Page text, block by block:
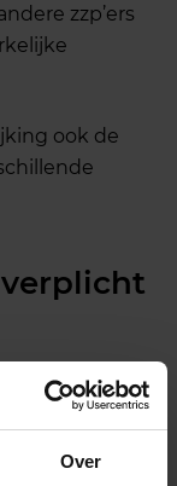
Over
zzp’ers
ook de
verplicht
niet wettelijk
financiële